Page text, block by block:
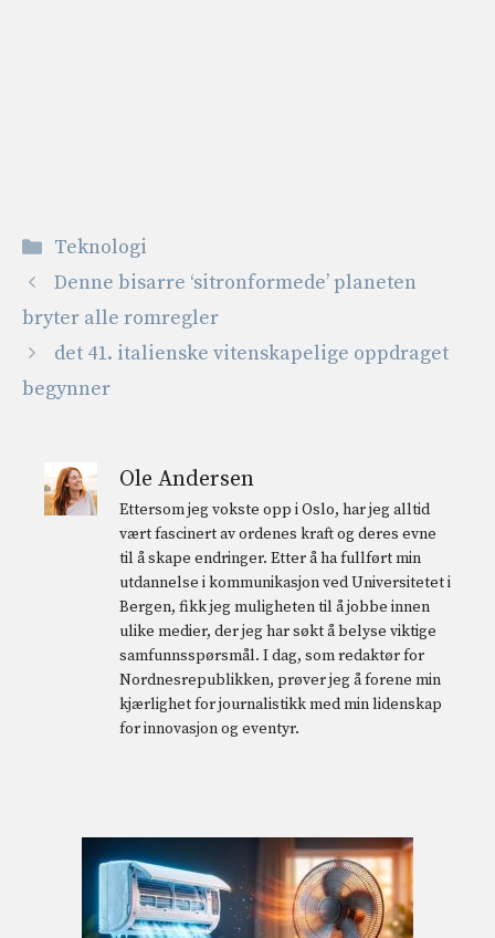
Kategorier
Teknologi
Denne bisarre ‘sitronformede’ planeten
bryter alle romregler
det 41. italienske vitenskapelige oppdraget
begynner
Ole Andersen
Ettersom jeg vokste opp i Oslo, har jeg alltid
vært fascinert av ordenes kraft og deres evne
til å skape endringer. Etter å ha fullført min
utdannelse i kommunikasjon ved Universitetet i
Bergen, fikk jeg muligheten til å jobbe innen
ulike medier, der jeg har søkt å belyse viktige
samfunnsspørsmål. I dag, som redaktør for
Nordnesrepublikken, prøver jeg å forene min
kjærlighet for journalistikk med min lidenskap
for innovasjon og eventyr.